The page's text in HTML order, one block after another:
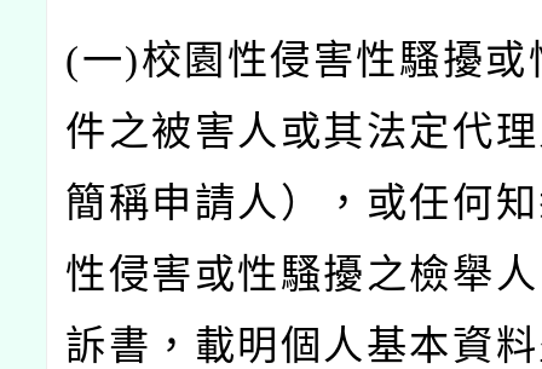
(一)校園性侵害性騷擾或
件之被害人或其法定代
簡稱申請人），或任何
性侵害或性騷擾之檢舉
訴書，載明個人基本資